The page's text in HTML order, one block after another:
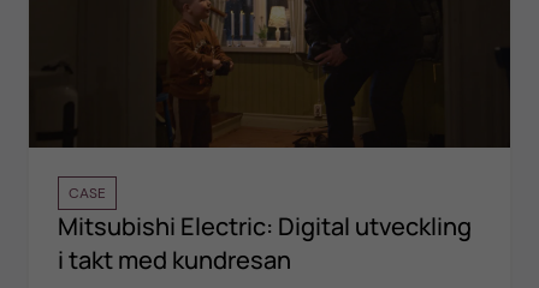
CASE
Mitsubishi Electric: Digital utveckling
i takt med kundresan